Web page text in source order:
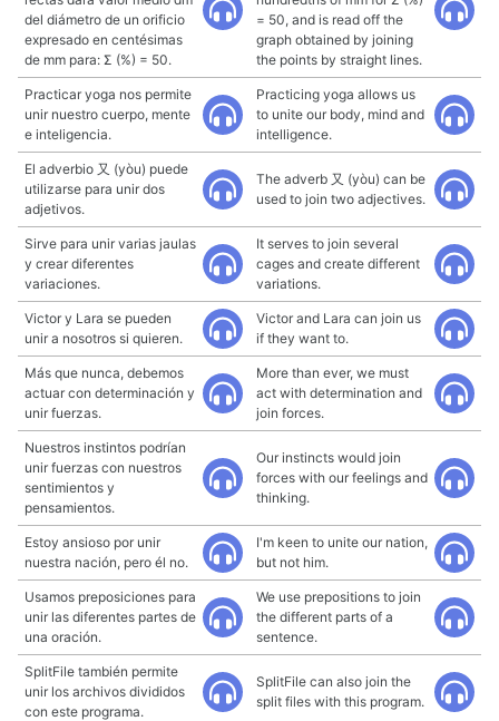
del diámetro de un orificio
expresado en centésimas
de mm para: Σ (%) = 50.
= 50, and is read off the
graph obtained by joining
the points by straight lines.
Practicar yoga nos permite
unir nuestro cuerpo, mente
e inteligencia.
Practicing yoga allows us
to unite our body, mind and
intelligence.
El adverbio 又 (yòu) puede
utilizarse para unir dos
adjetivos.
The adverb 又 (yòu) can be
used to join two adjectives.
Sirve para unir varias jaulas
y crear diferentes
variaciones.
It serves to join several
cages and create different
variations.
Victor y Lara se pueden
unir a nosotros si quieren.
Victor and Lara can join us
if they want to.
Más que nunca, debemos
actuar con determinación y
unir fuerzas.
More than ever, we must
act with determination and
join forces.
Nuestros instintos podrían
unir fuerzas con nuestros
sentimientos y
pensamientos.
Our instincts would join
forces with our feelings and
thinking.
Estoy ansioso por unir
nuestra nación, pero él no.
I'm keen to unite our nation,
but not him.
Usamos preposiciones para
unir las diferentes partes de
una oración.
We use prepositions to join
the different parts of a
sentence.
SplitFile también permite
unir los archivos divididos
con este programa.
SplitFile can also join the
split files with this program.